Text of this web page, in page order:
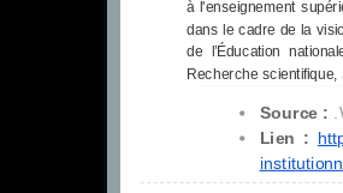
à l'enseignement
dans le cadre de la
de l’Éducation
Recherche scientifique,
Source :
Lien :